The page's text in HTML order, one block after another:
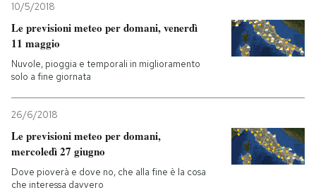
10/5/2018
Le previsioni meteo per domani, venerdì
11 maggio
Nuvole, pioggia e temporali in miglioramento
solo a fine giornata
26/6/2018
Le previsioni meteo per domani,
mercoledì 27 giugno
Dove pioverà e dove no, che alla fine è la cosa
che interessa davvero